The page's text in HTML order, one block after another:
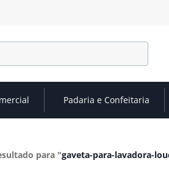
Padaria e Confeitaria
para "gaveta-para-lavadora-